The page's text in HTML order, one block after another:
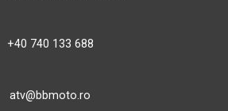
+40 740 133 688
atv@bbmoto.ro